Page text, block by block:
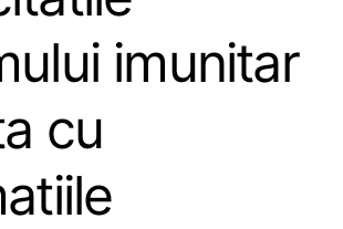
imunitar
cu